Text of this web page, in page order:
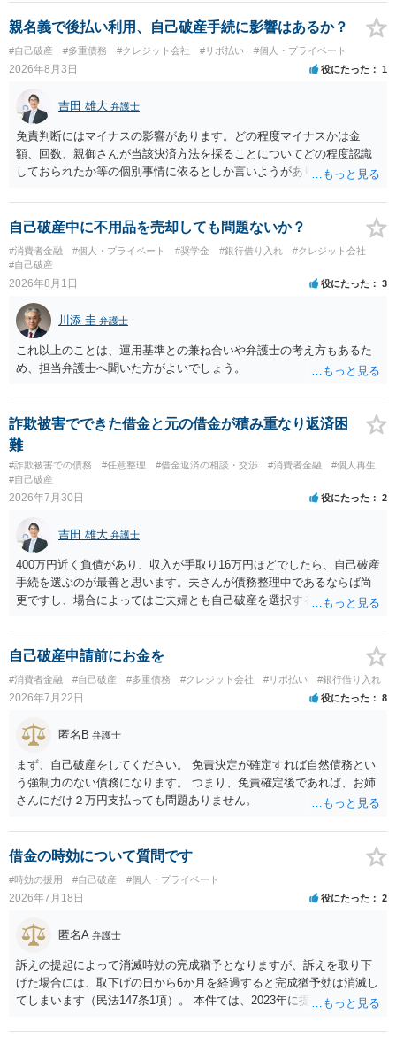
親名義で後払い利用、自己破産手続に影響はあるか？
#自己破産 #多重債務 #クレジット会社 #リボ払い #個人・プライベート
2026年8月3日 役にたった 1
吉田 雄大 弁護士
免責判断にはマイナスの影響があります。どの程度マイナスかは金
額、回数、親御さんが当該決済方法を採ることについてどの程度認識
しておられたか等の個別事情に依るとしか言いようがありません。 と
なって相談し、善後策を考えることをお勧めします。
自己破産中に不用品を売却しても問題ないか？
#消費者金融 #個人・プライベート #奨学金 #銀行借り入れ
#クレジット会社
#自己破産
2026年8月1日 役にたった 3
川添 圭 弁護士
これ以上のことは、運用基準との兼ね合いや弁護士の考え方もあるた
め、担当弁護士へ聞いた方がよいでしょう。
詐欺被害でできた借金と元の借金が積み重なり返済困
難
#詐欺被害での債務 #任意整理 #借金返済の相談・交渉 #消費者金融
#個人再生
#自己破産
2026年7月30日 役にたった 2
吉田 雄大 弁護士
400万円近く負債があり、収入が手取り16万円ほどでしたら、自己破産
手続を選ぶのが最善と思います。夫さんが債務整理中であるならば尚
更ですし、場合によってはご夫婦とも自己破産を選択する方法もある
自己破産申請前にお金を
#消費者金融 #自己破産 #多重債務 #クレジット会社 #リボ払い #銀行借り入れ
2026年7月22日 役にたった 8
匿名B 弁護士
まず、自己破産をしてください。 免責決定が確定すれば自然債務とい
う強制力のない債務になります。 つまり、免責確定後であれば、お姉
さんにだけ２万円支払っても問題ありません。
借金の時効について質問です
#時効の援用 #自己破産 #個人・プライベート
2026年7月18日 役にたった 2
匿名A 弁護士
訴えの提起によって消滅時効の完成猶予となりますが、訴えを取り下
げた場合には、取下げの日から6か月を経過すると完成猶予効は消滅し
てしまいます（民法147条1項）。 本件ては、2023年に提訴された債権
権者については取下げ日から6か月以内に再提訴しなければやはり時効